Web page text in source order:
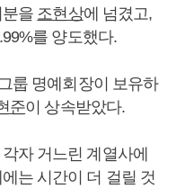
을 조현상에 넘겼고,
를 양도했다.
룹 명예회장이 보유하
준이 상속받았다.
자 거느린 계열사에
는 시간이 더 걸릴 것